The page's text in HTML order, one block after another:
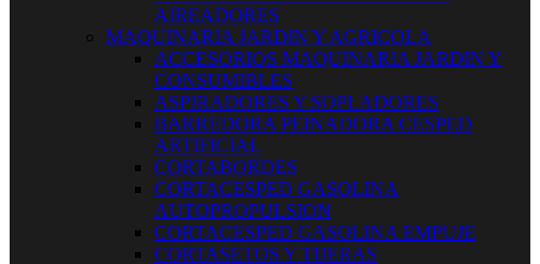
AIREADORES
MAQUINARIA JARDIN Y AGRICOLA
ACCESORIOS MAQUINARIA JARDIN Y
CONSUMIBLES
ASPIRADORES Y SOPLADORES
BARREDORA PEINADORA CESPED
ARTIFICIAL
CORTABORDES
CORTACESPED GASOLINA
AUTOPROPULSION
CORTACESPED GASOLINA EMPUJE
CORTASETOS Y TIJERAS